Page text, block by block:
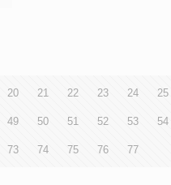
20 21 22 23 24 25
49 50 51 52 53 54
73 74 75 76 77